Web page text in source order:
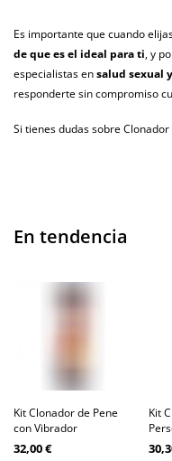
Es importante que cuando
de que es el ideal para ti, y
especialistas ensalud sexual
responderte sin compromiso
Si tienes dudas sobre
En tendencia
Kit Clonador de Pene
con Vibrador
32,00 €
Kit